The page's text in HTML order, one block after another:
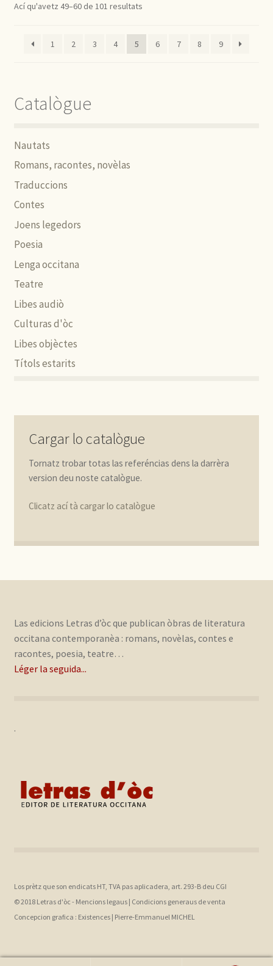
Ací qu'avetz 49–60 de 101 resultats
1 2 3 4 5 6 7 8 9
Catalògue
Nautats
Romans, racontes, novèlas
Traduccions
Contes
Joens legedors
Poesia
Lenga occitana
Teatre
Libes audiò
Culturas d'òc
Libes objèctes
Títols estarits
Cargar lo catalògue
Tornatz trobar totas las referéncias dens la darrèra
version deu noste catalògue.
Clicatz ací tà cargar lo catalògue
Las edicions Letras d’òc que publican òbras de literatura
occitana contemporanèa : romans, novèlas, contes e
racontes, poesia, teatre…
Léger la seguida...
.
Los prètz que son endicats HT, TVA pas aplicadera, art. 293-B deu CGI
© 2018 Letras d'òc - Mencions legaus| Condicions generaus de venta
Concepcion grafica : Existences | Pierre-Emmanuel MICHEL